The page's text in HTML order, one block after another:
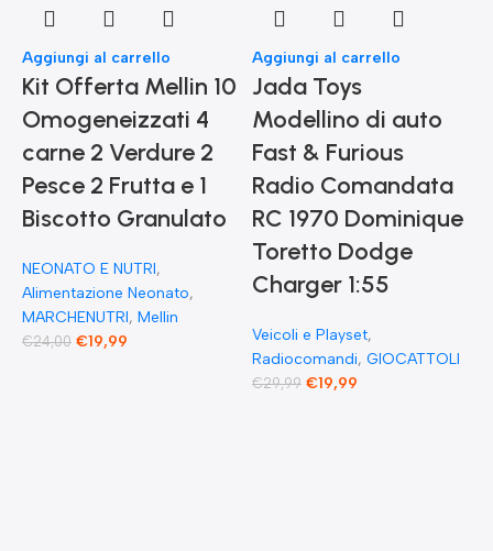
Aggiungi al carrello
Kit Offerta Mellin 10
Omogeneizzati 4
carne 2 Verdure 2
Pesce 2 Frutta e 1
Biscotto Granulato
NEONATO E NUTRI,
Alimentazione Neonato,
MARCHENUTRI, Mellin
€24,00 €19,99
Aggiungi al carrello
Jada Toys
Modellino di auto
Fast & Furious
Radio Comandata
RC 1970 Dominique
Toretto Dodge
Charger 1:55
Veicoli e Playset,
Radiocomandi, GIOCATTOLI
€29,99 €19,99